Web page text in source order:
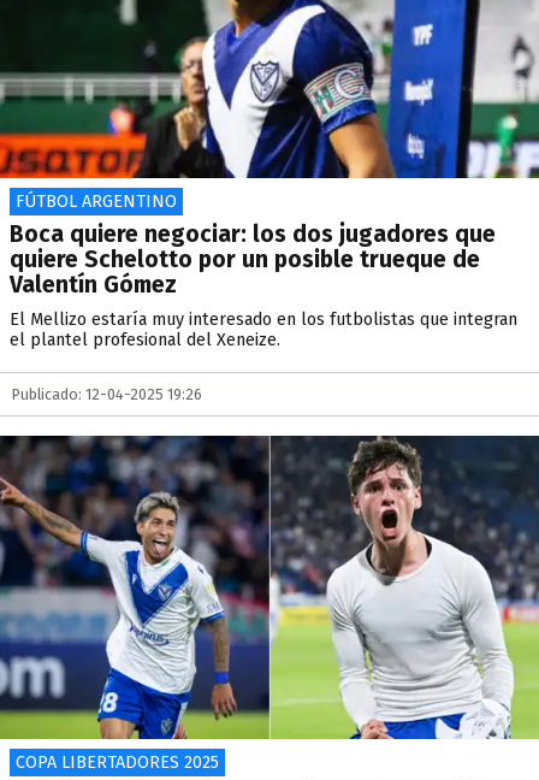
FÚTBOL ARGENTINO
Boca quiere negociar: los dos jugadores que
quiere Schelotto por un posible trueque de
Valentín Gómez
El Mellizo estaría muy interesado en los futbolistas que integran
el plantel profesional del Xeneize.
Publicado: 12-04-2025 19:26
COPA LIBERTADORES 2025